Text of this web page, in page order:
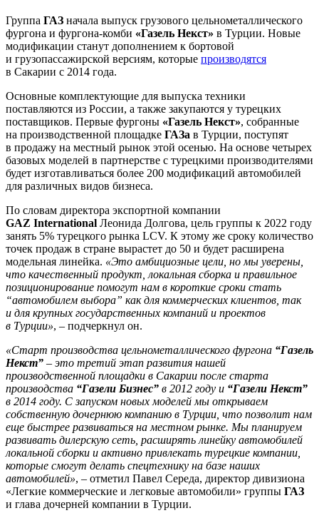
Группа ГАЗ начала выпуск грузового цельнометаллического
фургона и фургона-комби «Газель Некст» в Турции. Новые
модификации станут дополнением к бортовой
и грузопассажирской версиям, которые производятся
в Сакарии с 2014 года.
Основные комплектующие для выпуска техники
поставляются из России, а также закупаются у турецких
поставщиков. Первые фургоны «Газель Некст», собранные
на производственной площадке ГАЗа в Турции, поступят
в продажу на местный рынок этой осенью. На основе четырех
базовых моделей в партнерстве с турецкими производителями
будет изготавливаться более 200 модификаций автомобилей
для различных видов бизнеса.
По словам директора экспортной компании
GAZ International Леонида Долгова, цель группы к 2022 году
занять 5% турецкого рынка LCV. К этому же сроку количество
точек продаж в стране вырастет до 50 и будет расширена
модельная линейка. «Это амбициозные цели, но мы уверены,
что качественный продукт, локальная сборка и правильное
позиционирование помогут нам в короткие сроки стать
“автомобилем выбора” как для коммерческих клиентов, так
и для крупных государственных компаний и проектов
в Турции», – подчеркнул он.
«Старт производства цельнометаллического фургона “Газель
Некст” – это третий этап развития нашей
производственной площадки в Сакарии после старта
производства “Газели Бизнес” в 2012 году и “Газели Некст”
в 2014 году. С запуском новых моделей мы открываем
собственную дочернюю компанию в Турции, что позволит нам
еще быстрее развиваться на местном рынке. Мы планируем
развивать дилерскую сеть, расширять линейку автомобилей
локальной сборки и активно привлекать турецкие компании,
которые смогут делать спецтехнику на базе наших
автомобилей», – отметил Павел Середа, директор дивизиона
«Легкие коммерческие и легковые автомобили» группы ГАЗ
и глава дочерней компании в Турции.